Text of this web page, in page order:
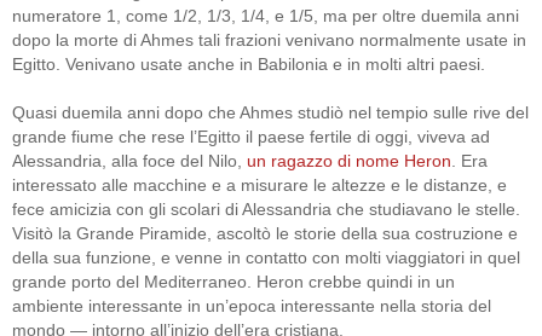
numeratore 1, come 1/2, 1/3, 1/4, e 1/5 , ma per oltre duemila anni
dopo la morte di Ahmes tali frazioni venivano normalmente usate in
Egitto. Venivano usate anche in Babilonia e in molti altri paesi.
Quasi duemila anni dopo che Ahmes studiò nel tempio sulle rive del
grande fiume che rese l’Egitto il paese fertile di oggi, viveva ad
Alessandria, alla foce del Nilo, un ragazzo di nome Heron . Era
interessato alle macchine e a misurare le altezze e le distanze, e
fece amicizia con gli scolari di Alessandria che studiavano le stelle.
Visitò la Grande Piramide, ascoltò le storie della sua costruzione e
della sua funzione, e venne in contatto con molti viaggiatori in quel
grande porto del Mediterraneo. Heron crebbe quindi in un
ambiente interessante in un’epoca interessante nella storia del
mondo — intorno all’inizio dell’era cristiana.